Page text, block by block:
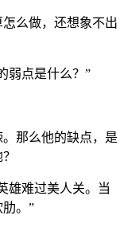
么做，还想象不出
弱点是什么？”
那么他的缺点，是
雄难过美人关。当
。”